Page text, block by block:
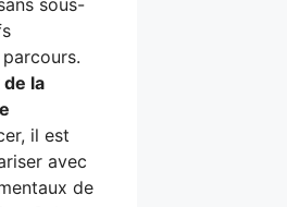
sous-
la
il est
avec
de